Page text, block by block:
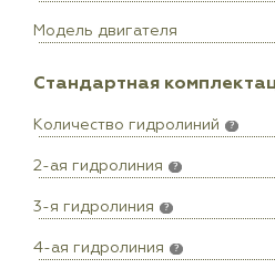
Модель двигателя
Стандартная
Количество гидролиний ?
2-ая гидролиния ?
3-я гидролиния ?
4-ая гидролиния ?